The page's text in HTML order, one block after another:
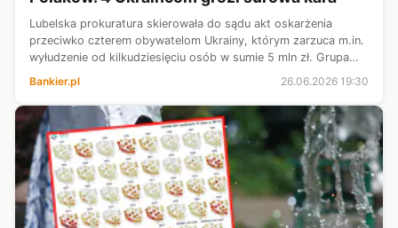
Lubelska prokuratura skierowała do sądu akt oskarżenia
przeciwko czterem obywatelom Ukrainy, którym zarzuca m.in.
wyłudzenie od kilkudziesięciu osób w sumie 5 mln zł. Grupa
2024-2025 m.in. w...
Bankier.pl 26.06.2026 19:30